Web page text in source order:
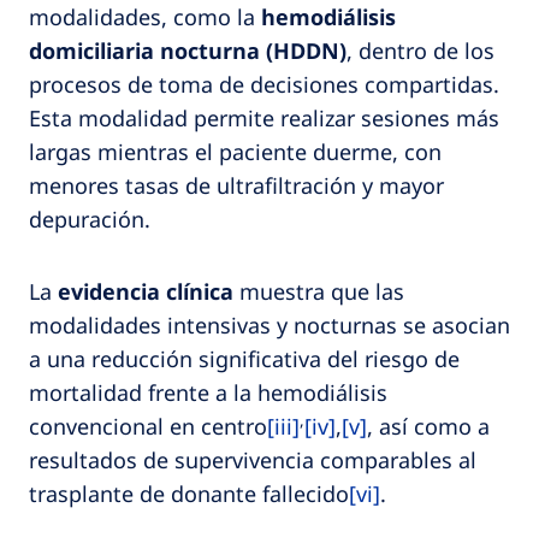
modalidades, como la hemodiálisis
domiciliaria nocturna (HDDN), dentro de los
procesos de toma de decisiones compartidas.
Esta modalidad permite realizar sesiones más
largas mientras el paciente duerme, con
menores tasas de ultrafiltración y mayor
depuración.
La evidencia clínica muestra que las
modalidades intensivas y nocturnas se asocian
a una reducción significativa del riesgo de
mortalidad frente a la hemodiálisis
convencional en centro[iii],[iv],[v], así como a
resultados de supervivencia comparables al
trasplante de donante fallecido[vi].